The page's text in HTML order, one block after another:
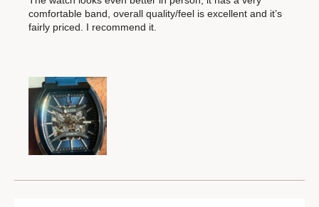
comfortable band, overall quality/feel is excellent and it’s
fairly priced. I recommend it.